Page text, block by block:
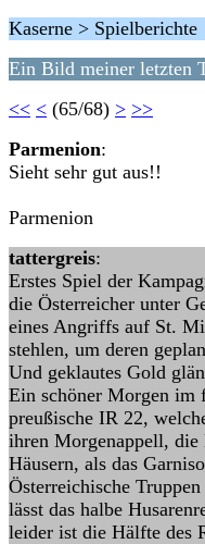
Kaserne > Spielberichte
Ein Bild meiner letzten
<< < (65/68) > >>
Parmenion:
Sieht sehr gut aus!!
Parmenion
tattergreis:
Erstes Spiel der
die Österreicher unter
eines Angriffs auf St.
stehlen, um deren
Und geklautes Gold
Ein schöner Morgen im
preußische IR 22,
ihren Morgenappell,
Häusern, als das
Österreichische
lässt das halbe
leider ist die Hälfte des